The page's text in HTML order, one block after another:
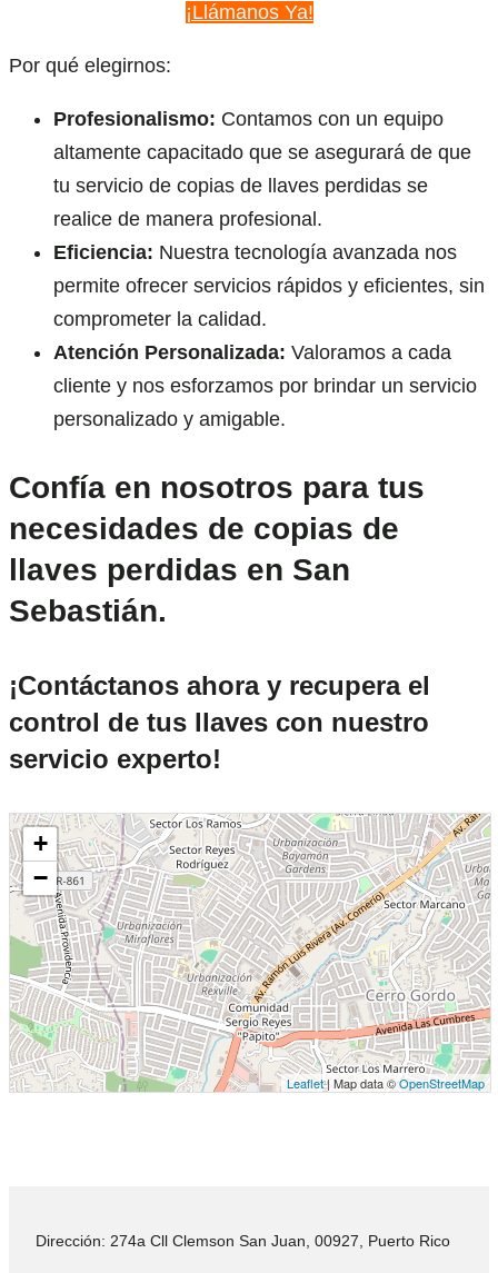
¡Llámanos Ya!
Por qué elegirnos:
Profesionalismo: Contamos con un equipo
altamente capacitado que se asegurará de que
tu servicio de copias de llaves perdidas se
realice de manera profesional.
Eficiencia: Nuestra tecnología avanzada nos
permite ofrecer servicios rápidos y eficientes, sin
comprometer la calidad.
Atención Personalizada: Valoramos a cada
cliente y nos esforzamos por brindar un servicio
personalizado y amigable.
Confía en nosotros para tus
necesidades de copias de
llaves perdidas en San
Sebastián.
¡Contáctanos ahora y recupera el
control de tus llaves con nuestro
servicio experto!
+
−
Leaflet| Map data ©OpenStreetMap
Dirección: 274a Cll Clemson San Juan, 00927, Puerto Rico